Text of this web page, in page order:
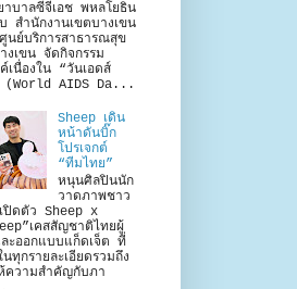
าบาลซีจีเอช พหลโยธิน
สำนักงานเขตบางเขน
นย์บริการสาธารณสุข
งเขน จัดกิจกรรม
เนื่องใน “วันเอดส์
(World AIDS Da...
Sheep เดิน
หน้าดันบิ๊ก
โปรเจกต์
“ทีมไทย”
หนุนศิลปินนัก
วาดภาพชาว
ปิดตัว Sheep x
เคสสัญชาติไทยผู้
ะออกแบบแก็ดเจ็ต ที่
นทุกรายละเอียดรวมถึง
ความสำคัญกับภา